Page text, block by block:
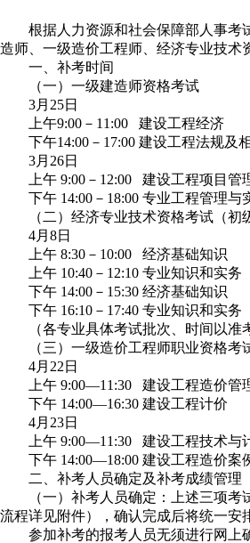
根据人力资源和社会保障部人事考
造师、一级造价工程师、经济专业技术
一、补考时间
（一）一级建造师资格考试
3月25日
上午9:00－11:00 建设工程经济
下午14:00－17:00 建设工程法规及
3月26日
上午 9:00－12:00 建设工程项目管
下午 14:00－18:00 专业工程管理与
（二）经济专业技术资格考试（初
4月8日
上午 8:30－10:00 经济基础知识
上午 10:40－12:10 专业知识和实务
下午 14:00－15:30 经济基础知识
下午 16:10－17:40 专业知识和实务
（各专业具体考试批次、时间以准
（三）一级造价工程师职业资格考
4月22日
上午 9:00—11:30 建设工程造价管
下午 14:00—16:30 建设工程计价
4月23日
上午 9:00—11:30 建设工程技术与
下午 14:00—18:00 建设工程造价案
二、补考人员确定及补考成绩管理
（一）补考人员确定：上述三项
流程详见附件），确认完成后将统一
参加补考的报考人员无须进行网上